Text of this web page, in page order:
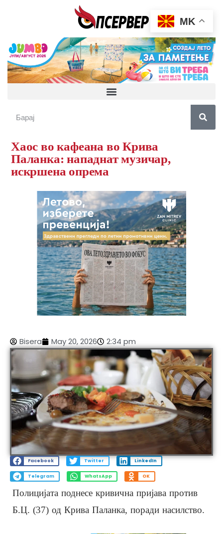
Хаос во кафеана во Крива
Паланка: нападнат музичар,
искршена опрема
Bisera May 20, 2026 2:34 pm
Facebook Twitter LinkedIn
Telegram WhatsApp OK
Полицијата поднесе кривична пријава против
Б.Ц. (37) од Крива Паланка, поради насилство.
MK